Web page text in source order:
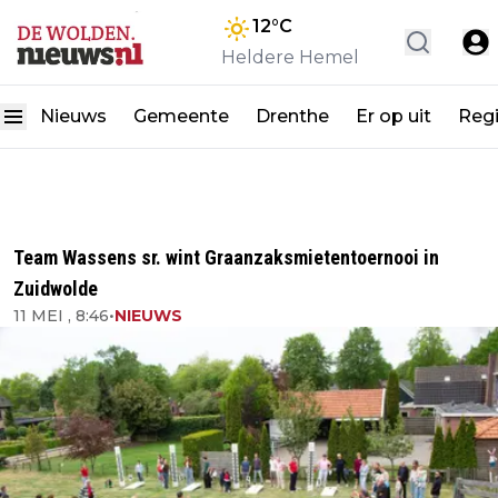
12°C
Heldere Hemel
Nieuws Gemeente Drenthe Er op uit
Team Wassens sr. wint Graanzaksmietentoernooi in
Zuidwolde
11 MEI , 8:46•NIEUWS